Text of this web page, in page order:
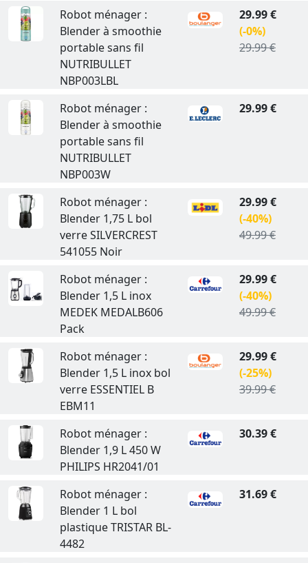
Robot ménager :
Blender à smoothie
portable sans fil
NUTRIBULLET
NBP003LBL
29.99 €
(-0%)
29.99 €
Robot ménager :
Blender à smoothie
portable sans fil
NUTRIBULLET
NBP003W
29.99 €
Robot ménager :
Blender 1,75 L bol
verre SILVERCREST
541055 Noir
29.99 €
(-40%)
49.99 €
Robot ménager :
Blender 1,5 L inox
MEDEK MEDALB606
Pack
29.99 €
(-40%)
49.99 €
Robot ménager :
Blender 1,5 L inox bol
verre ESSENTIEL B
EBM11
29.99 €
(-25%)
39.99 €
Robot ménager :
Blender 1,9 L 450 W
PHILIPS HR2041/01
30.39 €
Robot ménager :
Blender 1 L bol
plastique TRISTAR BL-
4482
31.69 €